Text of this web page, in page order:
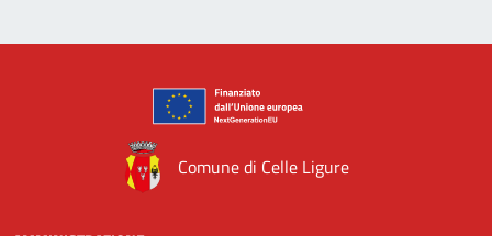
Comune di Celle Ligure